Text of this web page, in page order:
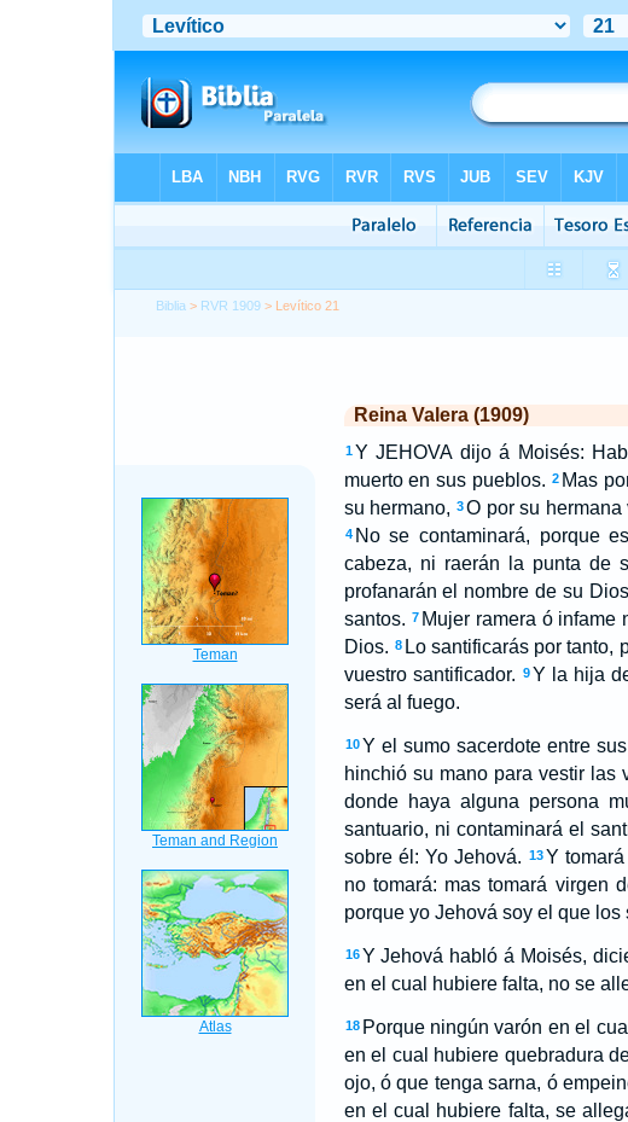
Biblia > RVR 1909 > Levítico 21
Reina Valera (1909)
1 Y JEHOVA dijo á Moisés:
muerto en sus pueblos. 2 Mas
su hermano, 3 O por su
4 No se contaminará, porque
cabeza, ni raerán la punta de
profanarán el nombre de su
santos. 7 Mujer ramera ó infame
Dios. 8 Lo santificarás por tanto,
vuestro santificador. 9 Y la hija
será al fuego.
10 Y el sumo sacerdote entre
hinchió su mano para vestir las
donde haya alguna persona
santuario, ni contaminará el
sobre él: Yo Jehová. 13 Y
no tomará: mas tomará virgen
porque yo Jehová soy el que los
16 Y Jehová habló á Moisés,
en el cual hubiere falta, no se
18 Porque ningún varón en el
en el cual hubiere quebradura
ojo, ó que tenga sarna, ó
en el cual hubiere falta, se